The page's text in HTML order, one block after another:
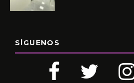
SÍGUENOS